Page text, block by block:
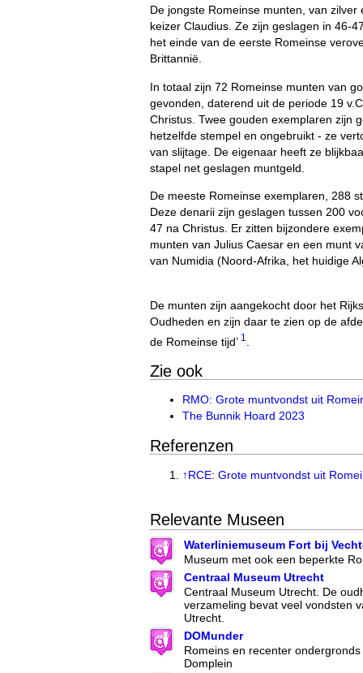
De jongste Romeinse munten, van zilver
keizer Claudius. Ze zijn geslagen in 46-
het einde van de eerste Romeinse
Brittannië.
In totaal zijn 72 Romeinse munten van
gevonden, daterend uit de periode 19
Christus. Twee gouden exemplaren zijn
hetzelfde stempel en ongebruikt - ze
van slijtage. De eigenaar heeft ze
stapel net geslagen muntgeld.
De meeste Romeinse exemplaren, 288
Deze denarii zijn geslagen tussen 200
47 na Christus. Er zitten bijzondere
munten van Julius Caesar en een munt
van Numidia (Noord-Afrika, het huidige
De munten zijn aangekocht door het
Oudheden en zijn daar te zien op de
de Romeinse tijd’ 1
Zie ook
RMO: Grote muntvondst uit
The Bunnik Hoard 2023
Referenzen
↑RCE: Grote muntvondst uit
Relevante Museen
Waterliniemuseum Fort bij
Museum met ook een beperkte
Centraal Museum Utrecht
Centraal Museum Utrecht. De
verzameling bevat veel vondsten
Utrecht.
DOMunder
Romeins en recenter
Domplein